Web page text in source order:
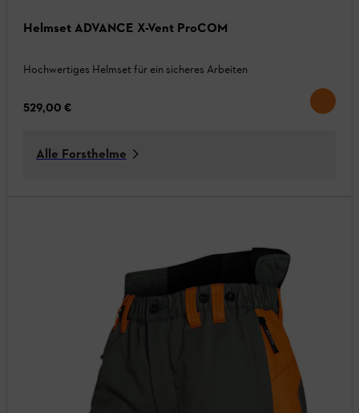
Helmset ADVANCE X-Vent ProCOM
Hochwertiges Helmset für ein sicheres Arbeiten
529,00 €
Alle Forsthelme